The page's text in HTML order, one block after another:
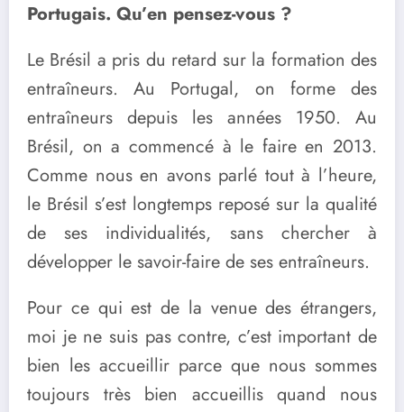
Portugais. Qu’en pensez-vous ?
Le Brésil a pris du retard sur la formation des
entraîneurs. Au Portugal, on forme des
entraîneurs depuis les années 1950. Au
Brésil, on a commencé à le faire en 2013.
Comme nous en avons parlé tout à l’heure,
le Brésil s’est longtemps reposé sur la qualité
de ses individualités, sans chercher à
développer le savoir-faire de ses entraîneurs.
Pour ce qui est de la venue des étrangers,
moi je ne suis pas contre, c’est important de
bien les accueillir parce que nous sommes
toujours très bien accueillis quand nous